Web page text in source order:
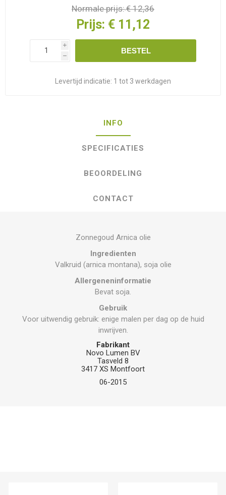
Normale prijs:€ 12,36
Prijs: € 11,12
i
h
BESTEL
Levertijd indicatie: 1 tot 3 werkdagen
INFO
SPECIFICATIES
BEOORDELING
CONTACT
Zonnegoud Arnica olie
Ingredienten
Valkruid (arnica montana), soja olie
Allergeneninformatie
Bevat soja.
Gebruik
Voor uitwendig gebruik: enige malen per dag op de huid
inwrijven.
Fabrikant
Novo Lumen BV
Tasveld 8
3417 XS Montfoort
06-2015